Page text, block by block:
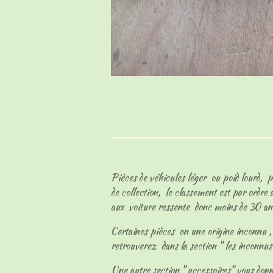
Pièces de véhicules léger ou poid
de collection, le classement est par
aux voiture ressente donc moins de 30
Certaines pièces on une origine inconnu
retrouverez dans la section " les